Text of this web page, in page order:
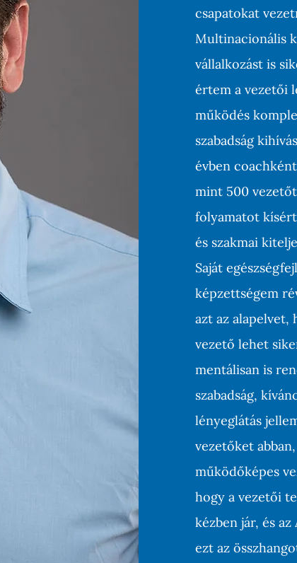
Others
csapatokat
Multinacionális
vállalkozást is
értem a vezetői
működés
szabadság
évben
mint 500
folyamatot
és szakmai
Saját
képzettségem
azt az alapelvet,
vezető lehet
mentálisan is
szabadság,
lényeglátás
vezetőket
működőképes
hogy a vezetői
kézben jár, és
ezt az